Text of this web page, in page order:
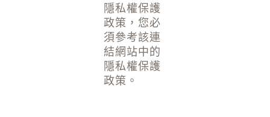
隱私權保護
政策，您必
須參考該連
結網站中的
隱私權保護
政策。